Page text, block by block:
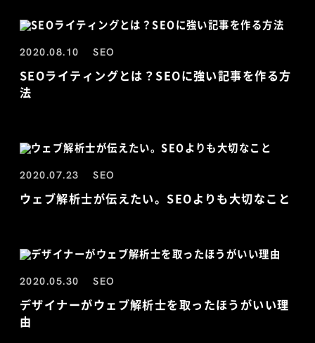
2020.08.10 SEO
SEOライティングとは？SEOに強い記事を作る方
法
2020.07.23 SEO
ウェブ解析士が伝えたい。SEOよりも大切なこと
2020.05.30 SEO
デザイナーがウェブ解析士を取ったほうがいい理
由